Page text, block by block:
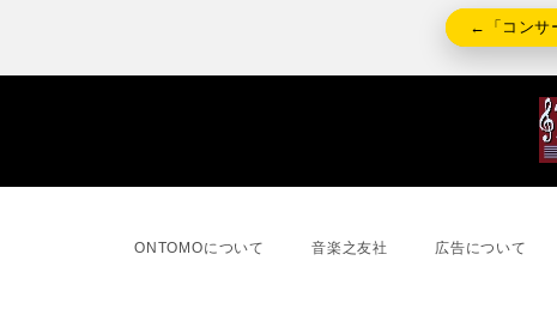
←「コンサ
ONTOMOについて 音楽之友社 広告について